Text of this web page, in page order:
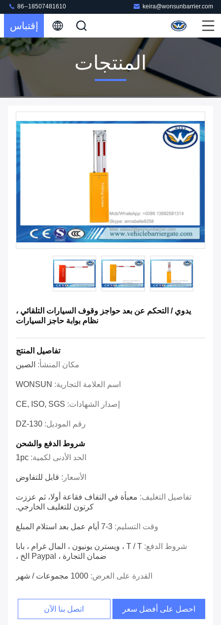
keira@wonsunbarrier.com
86--18507481610
إقتباس
المنتجات
يدوي / التحكم عن بعد حواجز وقوف السيارات التلقائي ،
نظام بوابة حاجز السيارات
تفاصيل المنتج
مكان المنشأ: الصين
اسم العلامة التجارية: WONSUN
إصدار الشهادات: CE, ISO, SGS
رقم الموديل: DZ-130
شروط الدفع والشحن
الحد الأدنى لكمية: 1pc
الأسعار: قابل للتفاوض
تفاصيل التغليف: معبأة في التفاف فقاعة أولا، ثم عززت
كرتون للتغليف الخارجي.
وقت التسليم: 3-7 أيام عمل بعد استلام المبلغ
شروط الدفع:
T / T ، ويسترن يونيون ، المال غرام ، بابا
ضمان التجارة ، Paypal الخ ،
القدرة على العرض: 1000 مجموعات / شهر
احصل على أفضل سعر اتصل بنا الآن